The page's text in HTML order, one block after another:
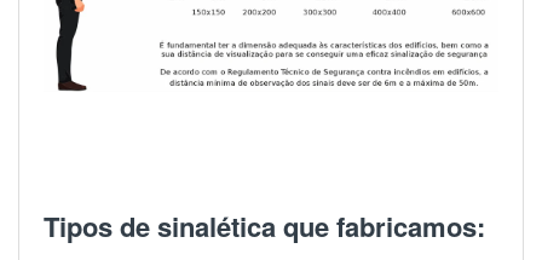
Tipos de sinalética que fabricamos: